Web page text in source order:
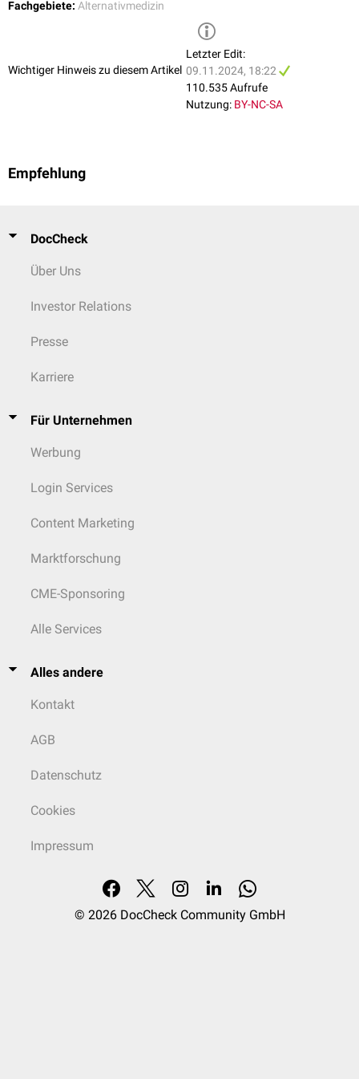
Fachgebiete: Alternativmedizin
Wichtiger Hinweis zu diesem Artikel
Letzter Edit:
09.11.2024, 18:22
110.535 Aufrufe
Nutzung: BY-NC-SA
Empfehlung
DocCheck
Über Uns
Investor Relations
Presse
Karriere
Für Unternehmen
Werbung
Login Services
Content Marketing
Marktforschung
CME-Sponsoring
Alle Services
Alles andere
Kontakt
AGB
Datenschutz
Cookies
Impressum
© 2026 DocCheck Community GmbH